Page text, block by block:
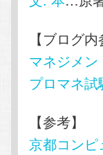
【ブログ内
マネジメン
プロマネ
【参考】
京都コン